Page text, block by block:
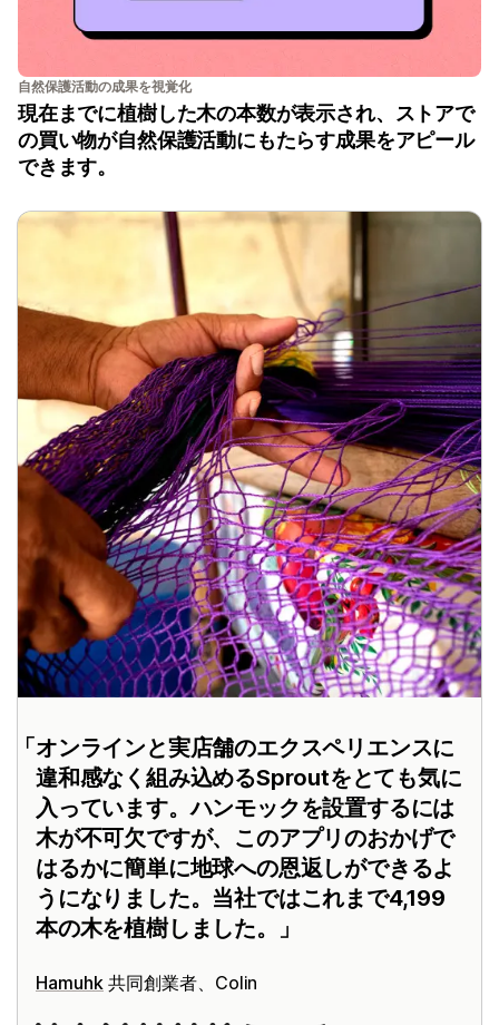
自然保護活動の成果を視覚化
現在までに植樹した木の本数が表示され、ストアで
の買い物が自然保護活動にもたらす成果をアピール
できます。
オンラインと実店舗のエクスペリエンスに
違和感なく組み込めるSproutをとても気に
入っています。ハンモックを設置するには
木が不可欠ですが、このアプリのおかげで
はるかに簡単に地球への恩返しができるよ
うになりました。当社ではこれまで4,199
本の木を植樹しました。
Hamuhk 共同創業者、Colin